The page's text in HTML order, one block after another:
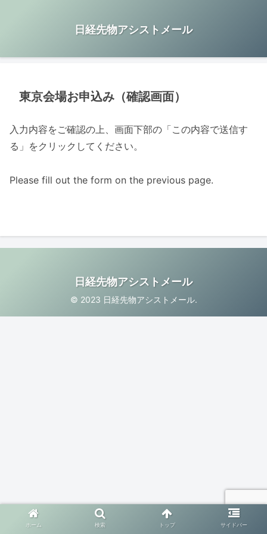
日経先物アシストメール
東京会場お申込み（確認画面）
入力内容をご確認の上、画面下部の「この内容で送信す
る」をクリックしてください。
Please fill out the form on the previous page.
日経先物アシストメール
© 2023 日経先物アシストメール.
ホーム 検索 トップ サイドバー